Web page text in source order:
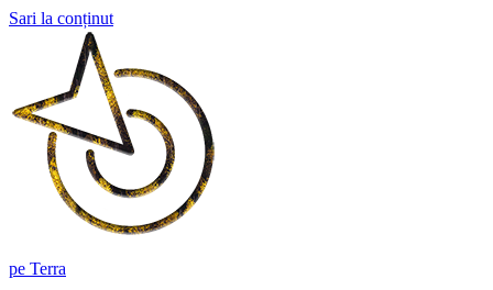
Sari la conținut
pe Terra